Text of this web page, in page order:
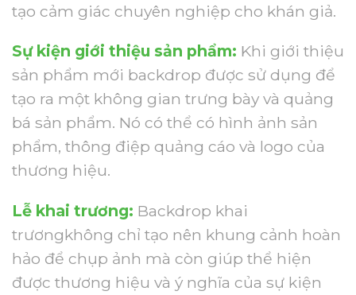
tạo cảm giác chuyên nghiệp cho khán giả.
Sự kiện giới thiệu sản phẩm: Khi giới thiệu
sản phẩm mới backdrop được sử dụng để
tạo ra một không gian trưng bày và quảng
bá sản phẩm. Nó có thể có hình ảnh sản
phẩm, thông điệp quảng cáo và logo của
thương hiệu.
Lễ khai trương: Backdrop khai
trươngkhông chỉ tạo nên khung cảnh hoàn
hảo để chụp ảnh mà còn giúp thể hiện
được thương hiệu và ý nghĩa của sự kiện